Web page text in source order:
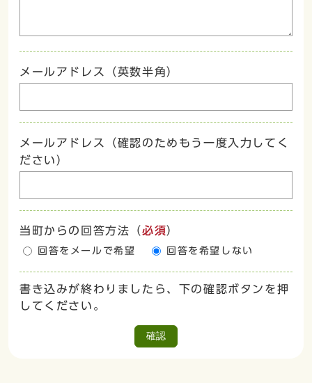
メールアドレス（英数半角）
メールアドレス（確認のためもう一度入力してく
ださい）
当町からの回答方法 （必須）
回答をメールで希望 回答を希望しない
書き込みが終わりましたら、下の確認ボタンを押
してください。
確認